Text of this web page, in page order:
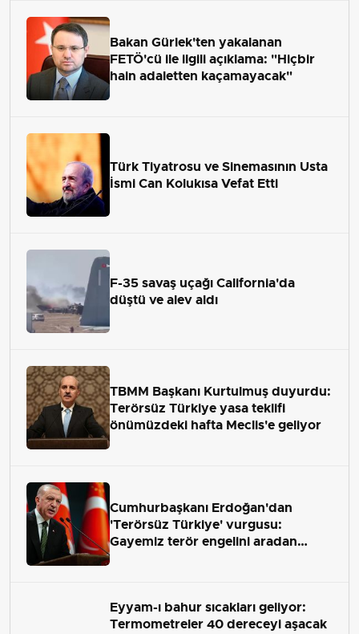
Bakan Gürlek'ten yakalanan
FETÖ'cü ile ilgili açıklama: "Hiçbir
hain adaletten kaçamayacak"
Türk Tiyatrosu ve Sinemasının Usta
İsmi Can Kolukısa Vefat Etti
F-35 savaş uçağı California'da
düştü ve alev aldı
TBMM Başkanı Kurtulmuş duyurdu:
Terörsüz Türkiye yasa teklifi
önümüzdeki hafta Meclis'e geliyor
Cumhurbaşkanı Erdoğan'dan
'Terörsüz Türkiye' vurgusu:
Gayemiz terör engelini aradan
Eyyam-ı bahur sıcakları geliyor:
Termometreler 40 dereceyi aşacak